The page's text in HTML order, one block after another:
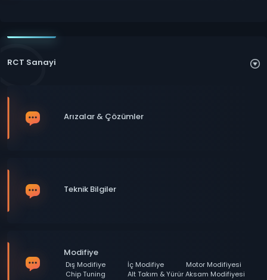
RCT Sanayi
Arızalar & Çözümler
Teknik Bilgiler
Modifiye
Dış Modifiye İç Modifiye
Motor Modifiyesi
Chip Tuning
Alt Takım & Yürür Aksam Modifiyesi